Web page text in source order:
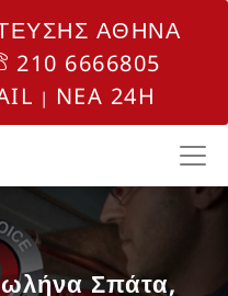
ΑΘΗΝΑ
210 6666805
| NEA 24H
Σπάτα,